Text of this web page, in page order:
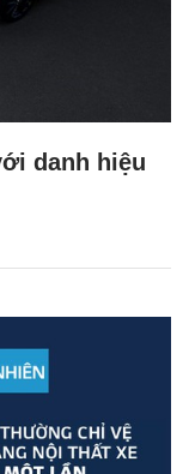
danh hiệu